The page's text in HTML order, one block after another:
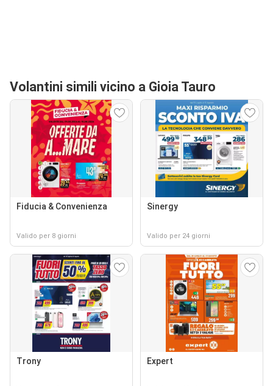
Volantini simili vicino a Gioia Tauro
Fiducia & Convenienza
Valido per 8 giorni
Sinergy
Valido per 24 giorni
Trony Expert